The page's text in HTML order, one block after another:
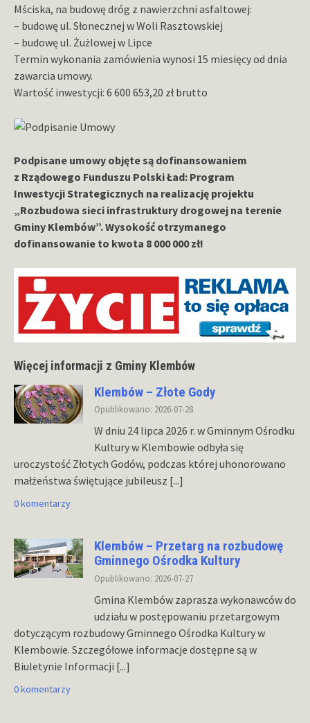
Mściska, na budowę dróg z nawierzchni asfaltowej:
– budowę ul. Słonecznej w Woli Rasztowskiej
– budowę ul. Żużlowej w Lipce
Termin wykonania zamówienia wynosi 15 miesięcy od dnia
zawarcia umowy.
Wartość inwestycji: 6 600 653,20 zł brutto
Podpisane umowy objęte są dofinansowaniem
z Rządowego Funduszu Polski Ład: Program
Inwestycji Strategicznych na realizację projektu
„Rozbudowa sieci infrastruktury drogowej na terenie
Gminy Klembów”. Wysokość otrzymanego
dofinansowanie to kwota 8 000 000 zł!
Więcej informacji z Gminy Klembów
Klembów – Złote Gody
Opublikowano: 2026-07-28
W dniu 24 lipca 2026 r. w Gminnym Ośrodku
Kultury w Klembowie odbyła się
uroczystość Złotych Godów, podczas której uhonorowano
małżeństwa świętujące jubileusz [...]
0 komentarzy
Klembów – Przetarg na rozbudowę
Gminnego Ośrodka Kultury
Opublikowano: 2026-07-27
Gmina Klembów zaprasza wykonawców do
udziału w postępowaniu przetargowym
dotyczącym rozbudowy Gminnego Ośrodka Kultury w
Klembowie. Szczegółowe informacje dostępne są w
Biuletynie Informacji [...]
0 komentarzy